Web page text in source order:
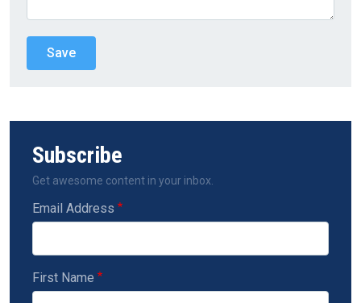
Subscribe
Get awesome content in your inbox.
Email Address
First Name